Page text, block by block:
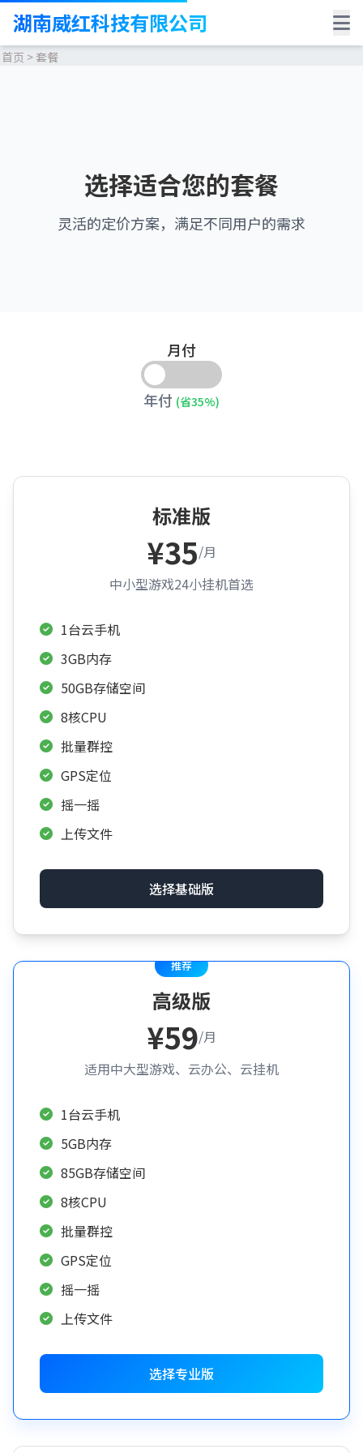
湖南威红科技有限公司
首页 > 套餐
选择适合您的套餐
灵活的定价方案，满足不同用户的需求
月付
年付 (省35%)
标准版
¥35/月
中小型游戏24小挂机首选
1台云手机
3GB内存
50GB存储空间
8核CPU
批量群控
GPS定位
摇一摇
上传文件
选择基础版
高级版
¥59/月
适用中大型游戏、云办公、云挂机
1台云手机
5GB内存
85GB存储空间
8核CPU
批量群控
GPS定位
摇一摇
上传文件
选择专业版